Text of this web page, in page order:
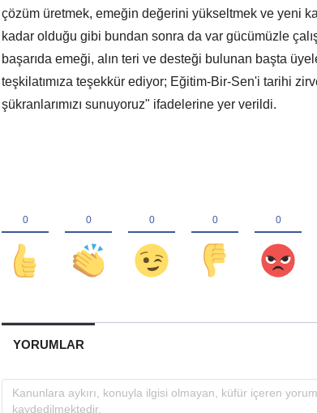
çözüm üretmek, emeğin değerini yükseltmek ve yeni
kadar olduğu gibi bundan sonra da var gücümüzle
başarıda emeği, alın teri ve desteği bulunan başta
teşkilatımıza teşekkür ediyor; Eğitim-Bir-Sen'i tarihi
şükranlarımızı sunuyoruz" ifadelerine yer verildi.
YORUMLAR